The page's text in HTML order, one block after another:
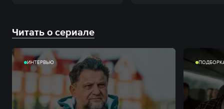
Читать о сериале
ИНТЕРВЬЮ